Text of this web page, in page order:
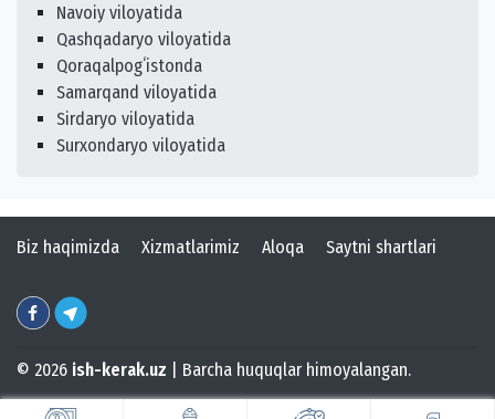
Navoiy viloyatida
Qashqadaryo viloyatida
Qoraqalpogʻistonda
Samarqand viloyatida
Sirdaryo viloyatida
Surxondaryo viloyatida
Biz haqimizda Xizmatlarimiz Aloqa Saytni shartlari
© 2026 ish-kerak.uz | Barcha huquqlar himoyalangan.